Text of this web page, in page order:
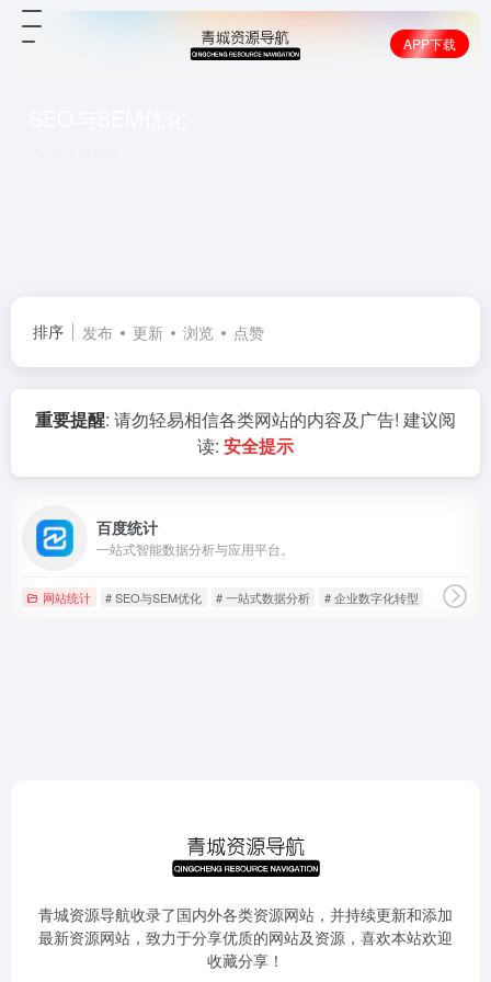
APP下载
排序 发布 更新 浏览 点赞
重要提醒: 请勿轻易相信各类网站的内容及广告! 建议阅
读: 安全提示
百度统计
一站式智能数据分析与应用平台。
网站统计 # SEO与SEM优化 # 一站式数据分析 # 企业数字化转型
青城资源导航收录了国内外各类资源网站，并持续更新和添加
最新资源网站，致力于分享优质的网站及资源，喜欢本站欢迎
收藏分享！